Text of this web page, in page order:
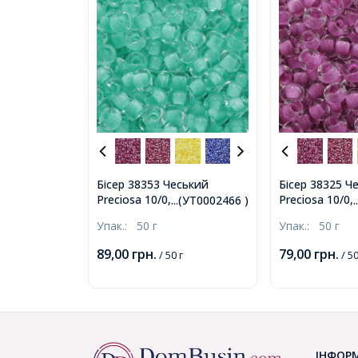
...(УТ0002466 )
Бісер 38353 Чеський
Preciosa 10/0, Прозорий
CTC, Зелений, Круглий,
Упак.: 50 г
89,00 грн. / 50 г
Бісер 38325
Preciosa 10/
CTC,
Упак.: 50 г
79,00 грн. /